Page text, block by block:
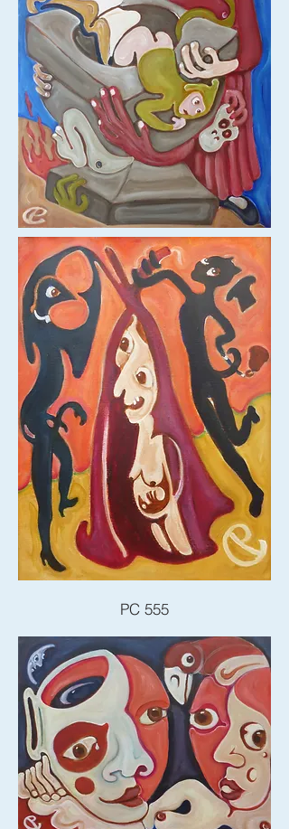
PC 555